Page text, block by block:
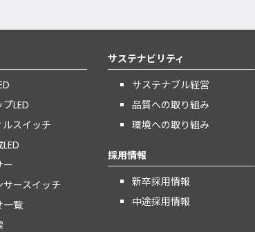
LED
ルスイッチ
ー
ースイッチ
一覧
サステナビリティ
サステナブル経営
品質への取り組み
環境への取り組み
採用情報
新卒採用情報
中途採用情報